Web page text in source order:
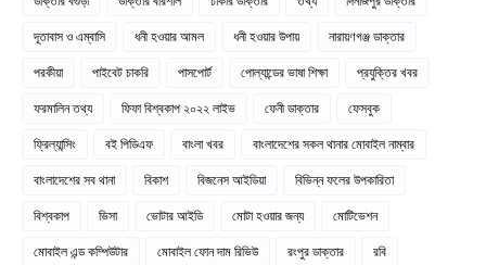
দূতাবাস ও এম্বাসি
ধনী হওয়ার আমল ধনী হওয়ার উপায়
নারায়ণগঞ্জ ডাক্তার
পরকীয়া
পাইবেট চাকরি পাসপোর্ট পোল্যান্ডের ভাষা শিক্ষা
প্রযুক্তির খবর
ফরমালিন তথ্য
ফিফা বিশ্বকাপ ২০২২ লাইভ ফেনী ডাক্তার
ফেসবুক
ফ্রিল্যান্সিং
বই পিডিএফ বাংলা খবর
বাংলাদেশের সকল থানার মোবাইল নাম্বার
বাংলাদেশের সব থানা
বিকাশ বিজনেস আইডিয়া
বিভিন্ন ফলের উপকারিতা
বিশ্বকাপ
ভিসা ভোটার আইডি মোটা হওয়ার জন্য
মোটিভেশন
মোবাইল এন্ড কম্পিউটার
মোবাইল ফোন দাম রিভিউ রংপুর ডাক্তার রবি